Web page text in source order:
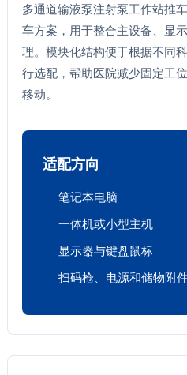
多通道输液泵注射泵工作站推
车方案，用于整合主设备、显
理。模块化结构便于根据不同
行选配，帮助医院减少固定工
移动。
适配方向
笔记本电脑
一体机或小型主机
显示器与键盘鼠标
扫码枪、电源和储物附